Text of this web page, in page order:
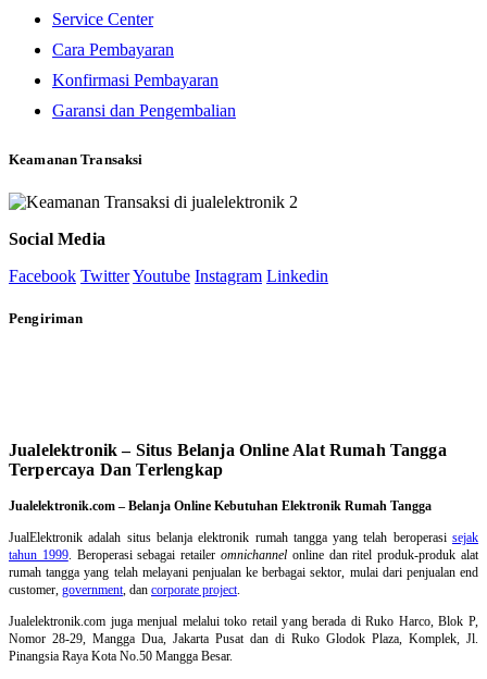
Service Center
Cara Pembayaran
Konfirmasi Pembayaran
Garansi dan Pengembalian
Keamanan Transaksi
Social Media
Facebook TwitterYoutube Instagram Linkedin
Pengiriman
Jualelektronik – Situs Belanja Online Alat Rumah Tangga
Terpercaya Dan Terlengkap
Jualelektronik.com – Belanja Online Kebutuhan Elektronik Rumah Tangga
JualElektronik adalah situs belanja elektronik rumah tanggayang telah beroperasisejak
tahun 1999. Beroperasi sebagai retaileromnichannel online dan ritel produk-produk alat
rumah tangga yang telah melayani penjualan ke berbagai sektor, mulai dari penjualan end
customer, government, dan corporate project.
Jualelektronik.com juga menjual melalui toko retail yang berada di Ruko Harco, Blok P,
Nomor 28-29, Mangga Dua, Jakarta Pusat dan di Ruko Glodok Plaza, Komplek, Jl.
Pinangsia Raya Kota No.50 Mangga Besar.